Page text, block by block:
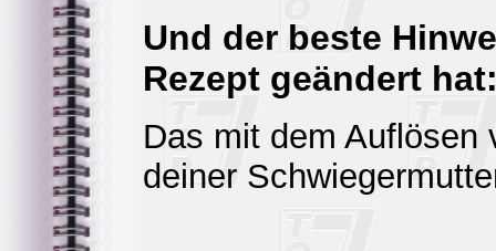
Und der beste
Rezept geändert
Das mit dem
deiner